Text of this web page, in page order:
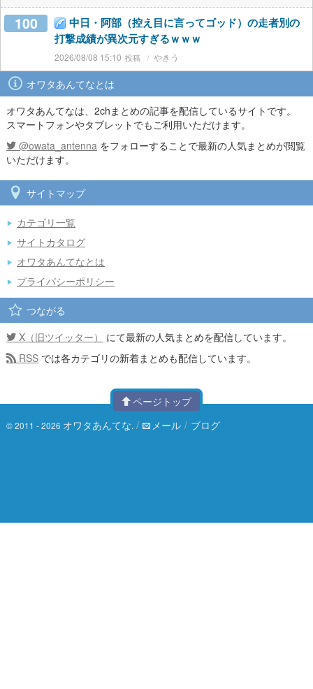
100
中日・阿部（控え目に言ってゴッド）の走者別の
打撃成績が異次元すぎるｗｗｗ
2026/08/08 15:10 やきう
オワタあんてなとは
オワタあんてなは、2chまとめの記事を配信しているサイトです。
スマートフォンやタブレットでもご利用いただけます。
@owata_antenna をフォローすることで最新の人気まとめが閲覧
いただけます。
サイトマップ
カテゴリ一覧
サイトカタログ
オワタあんてなとは
プライバシーポリシー
つながる
X（旧ツイッター）
にて最新の人気まとめを配信しています。
RSS では各カテゴリの新着まとめも配信しています。
ページトップ
© 2011 - 2026 オワタあんてな. / メール / ブログ